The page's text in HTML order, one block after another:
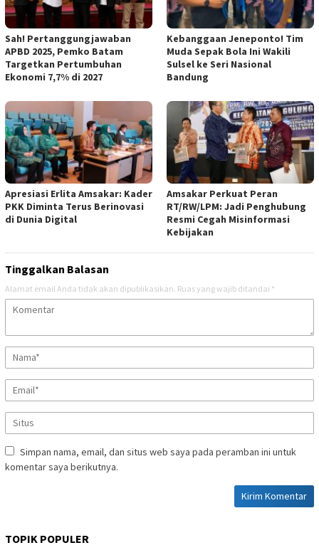
Sah! Pertanggungjawaban
APBD 2025, Pemko Batam
Targetkan Pertumbuhan
Ekonomi 7,7% di 2027
Kebanggaan Jeneponto! Tim
Muda Sepak Bola Ini Wakili
Sulsel ke Seri Nasional
Bandung
Apresiasi Erlita Amsakar: Kader
PKK Diminta Terus Berinovasi
di Dunia Digital
Amsakar Perkuat Peran
RT/RW/LPM: Jadi Penghubung
Resmi Cegah Misinformasi
Kebijakan
Tinggalkan Balasan
Alamat email Anda tidak akan dipublikasikan. Ruas yang wajib ditandai *
Simpan nama, email, dan situs web saya pada peramban ini untuk
komentar saya berikutnya.
TOPIK POPULER